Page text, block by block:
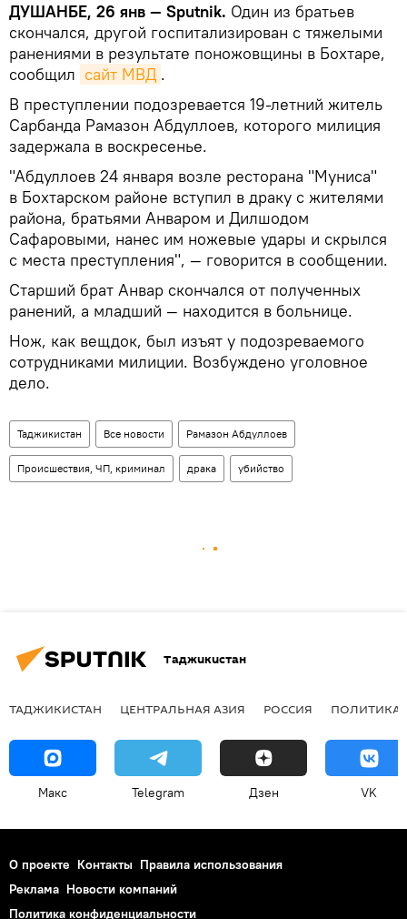
ДУШАНБЕ, 26 янв — Sputnik. Один из братьев
скончался, другой госпитализирован с тяжелыми
ранениями в результате поножовщины в Бохтаре,
сообщил сайт МВД .
В преступлении подозревается 19-летний житель
Сарбанда Рамазон Абдуллоев, которого милиция
задержала в воскресенье.
"Абдуллоев 24 января возле ресторана "Муниса"
в Бохтарском районе вступил в драку с жителями
района, братьями Анваром и Дилшодом
Сафаровыми, нанес им ножевые удары и скрылся
с места преступления", — говорится в сообщении.
Старший брат Анвар скончался от полученных
ранений, а младший — находится в больнице.
Нож, как вещдок, был изъят у подозреваемого
сотрудниками милиции. Возбуждено уголовное
дело.
Таджикистан Все новости Рамазон Абдуллоев
Происшествия, ЧП, криминал драка убийство
Таджикистан
ТАДЖИКИСТАН ЦЕНТРАЛЬНАЯ АЗИЯ РОССИЯ ПОЛИТИКА
Макс Telegram Дзен VK
О проекте Контакты Правила использования
Реклама Новости компаний
Политика конфиденциальности